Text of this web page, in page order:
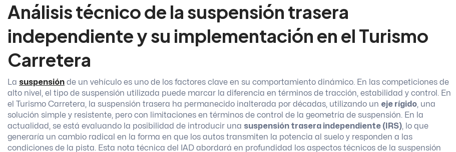
Análisis técnico de la suspensión trasera
independiente y su implementación en el Turismo
Carretera
La suspensión de un vehículo es uno de los factores clave en su comportamiento dinámico. En las competiciones de
alto nivel, el tipo de suspensión utilizada puede marcar la diferencia en términos de tracción, estabilidad y control. En
el Turismo Carretera, la suspensión trasera ha permanecido inalterada por décadas, utilizando un eje rígido, una
solución simple y resistente, pero con limitaciones en términos de control de la geometría de suspensión. En la
actualidad, se está evaluando la posibilidad de introducir una suspensión trasera independiente (IRS), lo que
generaría un cambio radical en la forma en que los autos transmiten la potencia al suelo y responden a las
condiciones de la pista. Esta nota técnica del IAD abordará en profundidad los aspectos técnicos de la suspensión